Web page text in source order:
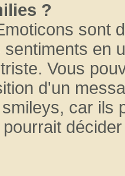
?
sont
en
Vous
d'un
car ils